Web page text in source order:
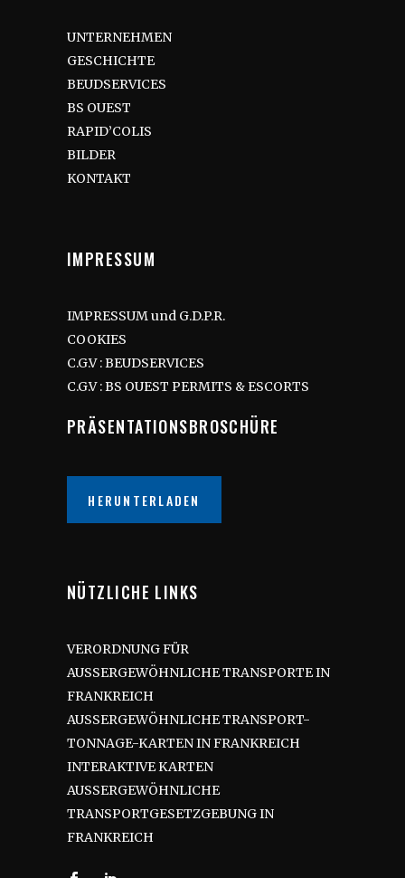
UNTERNEHMEN
GESCHICHTE
BEUDSERVICES
BS OUEST
RAPID’COLIS
BILDER
KONTAKT
IMPRESSUM
IMPRESSUM und G.D.P.R.
COOKIES
C.G.V : BEUDSERVICES
C.G.V : BS OUEST PERMITS & ESCORTS
PRÄSENTATIONSBROSCHÜRE
HERUNTERLADEN
NÜTZLICHE LINKS
VERORDNUNG FÜR
AUSSERGEWÖHNLICHE TRANSPORTE IN
FRANKREICH
AUSSERGEWÖHNLICHE TRANSPORT-
TONNAGE-KARTEN IN FRANKREICH
INTERAKTIVE KARTEN
AUSSERGEWÖHNLICHE
TRANSPORTGESETZGEBUNG IN
FRANKREICH